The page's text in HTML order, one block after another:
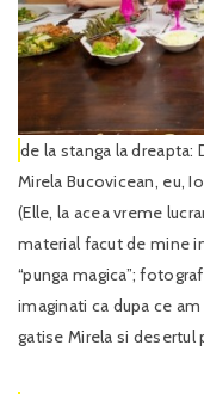
de la stanga la
Mirela Bucovicean, eu,
(Elle, la acea vreme
material facut de mine
“punga magica”;
imaginati ca dupa ce
gatise Mirela si desertul